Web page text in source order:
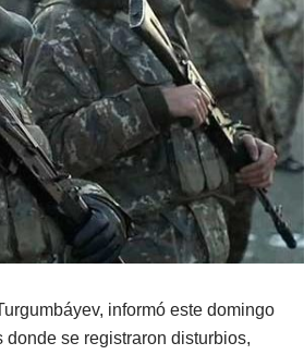
informó este domingo
se registraron disturbios,